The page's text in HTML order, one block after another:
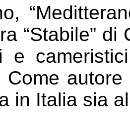
“Stabile”
e
Come
in Italia sia